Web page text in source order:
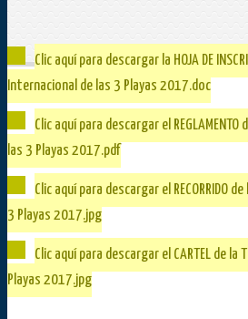
Clic aquí para descargar la HOJA DE
Internacional de las 3 Playas 2017.doc
Clic aquí para descargar el
las 3 Playas 2017.pdf
Clic aquí para descargar el RECORRIDO
3 Playas 2017.jpg
Clic aquí para descargar el CARTEL de
Playas 2017.jpg